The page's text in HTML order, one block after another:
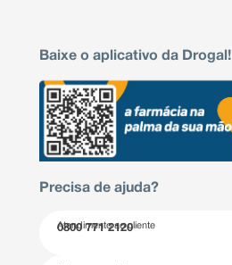
Baixe o aplicativo da Drogal!
Precisa de ajuda?
Atendimento ao cliente
0800 771 2120